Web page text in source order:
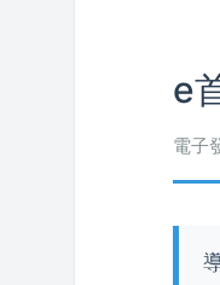
e
電子